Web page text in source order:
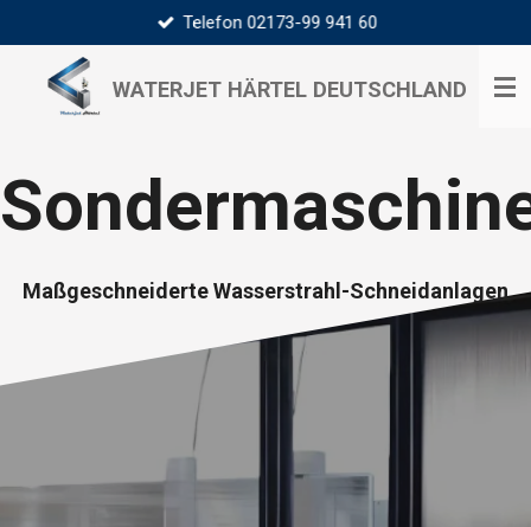
Hauptinhalt
springen
WATERJET HÄRTEL DEUTSCHLAND
Telefon 02173-99 941 60
Maßgeschneiderte Wasserstrahl-Schneidanlagen